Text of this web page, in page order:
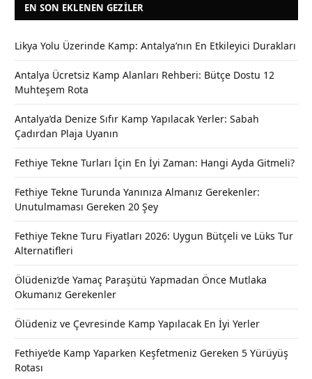
EN SON EKLENEN GEZILER
Likya Yolu Üzerinde Kamp: Antalya’nın En Etkileyici Durakları
Antalya Ücretsiz Kamp Alanları Rehberi: Bütçe Dostu 12
Muhteşem Rota
Antalya’da Denize Sıfır Kamp Yapılacak Yerler: Sabah
Çadırdan Plaja Uyanın
Fethiye Tekne Turları İçin En İyi Zaman: Hangi Ayda Gitmeli?
Fethiye Tekne Turunda Yanınıza Almanız Gerekenler:
Unutulmaması Gereken 20 Şey
Fethiye Tekne Turu Fiyatları 2026: Uygun Bütçeli ve Lüks Tur
Alternatifleri
Ölüdeniz’de Yamaç Paraşütü Yapmadan Önce Mutlaka
Okumanız Gerekenler
Ölüdeniz ve Çevresinde Kamp Yapılacak En İyi Yerler
Fethiye’de Kamp Yaparken Keşfetmeniz Gereken 5 Yürüyüş
Rotası